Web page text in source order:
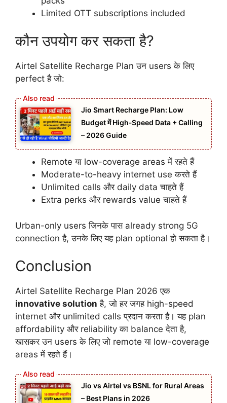
Limited OTT subscriptions included
कौन उपयोग कर सकता है?
Airtel Satellite Recharge Plan उन users के लिए
perfect है जो:
Jio Smart Recharge Plan: Low
Budget में High‑Speed Data + Calling
– 2026 Guide
Remote या low-coverage areas में रहते हैं
Moderate-to-heavy internet use करते हैं
Unlimited calls और daily data चाहते हैं
Extra perks और rewards value चाहते हैं
Urban-only users जिनके पास already strong 5G
connection है, उनके लिए यह plan optional हो सकता है।
Conclusion
Airtel Satellite Recharge Plan 2026 एक
innovative solution है, जो हर जगह high-speed
internet और unlimited calls प्रदान करता है। यह plan
affordability और reliability का balance देता है,
खासकर उन users के लिए जो remote या low-coverage
areas में रहते हैं।
Jio vs Airtel vs BSNL for Rural Areas
– Best Plans in 2026